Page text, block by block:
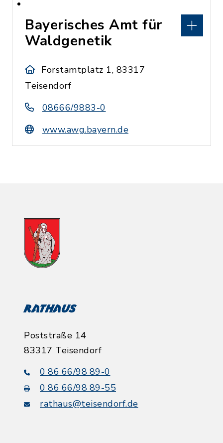
Bayerisches Amt für
Waldgenetik
Forstamtplatz 1, 83317
Teisendorf
08666/9883-0
www.awg.bayern.de
Rathaus
Poststraße 14
83317 Teisendorf
0 86 66/98 89-0
0 86 66/98 89-55
rathaus@teisendorf.de